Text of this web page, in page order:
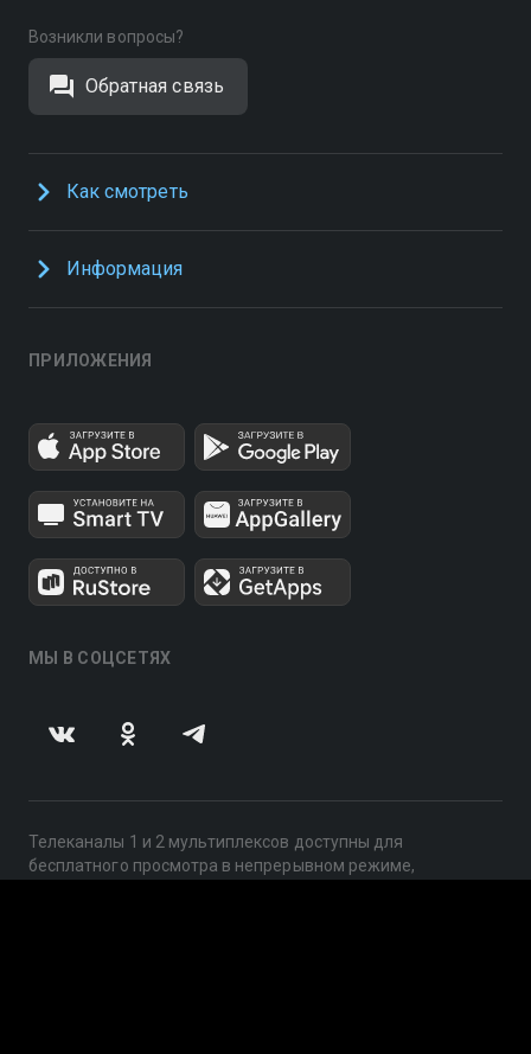
Возникли вопросы?
Обратная связь
Как смотреть
Информация
ПРИЛОЖЕНИЯ
МЫ В СОЦСЕТЯХ
Телеканалы 1 и 2 мультиплексов доступны для
бесплатного просмотра в непрерывном режиме,